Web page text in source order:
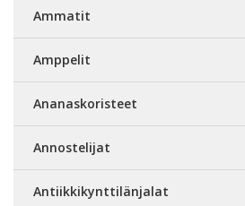
Ammatit
Amppelit
Ananaskoristeet
Annostelijat
Antiikkikynttilänjalat